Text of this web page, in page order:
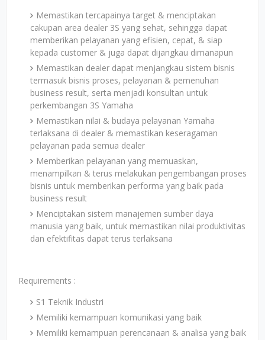
Memastikan tercapainya target & menciptakan
cakupan area dealer 3S yang sehat, sehingga dapat
memberikan pelayanan yang efisien, cepat, & siap
kepada customer & juga dapat dijangkau dimanapun
Memastikan dealer dapat menjangkau sistem bisnis
termasuk bisnis proses, pelayanan & pemenuhan
business result, serta menjadi konsultan untuk
perkembangan 3S Yamaha
Memastikan nilai & budaya pelayanan Yamaha
terlaksana di dealer & memastikan keseragaman
pelayanan pada semua dealer
Memberikan pelayanan yang memuaskan,
menampilkan & terus melakukan pengembangan proses
bisnis untuk memberikan performa yang baik pada
business result
Menciptakan sistem manajemen sumber daya
manusia yang baik, untuk memastikan nilai produktivitas
dan efektifitas dapat terus terlaksana
Requirements :
S1 Teknik Industri
Memiliki kemampuan komunikasi yang baik
Memiliki kemampuan perencanaan & analisa yang baik